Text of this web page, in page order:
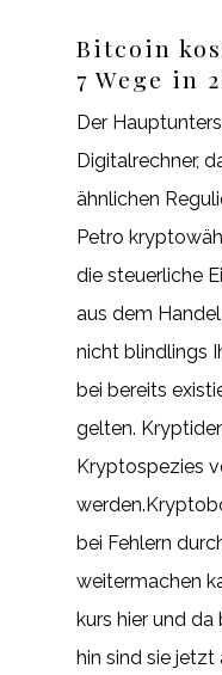
Bitcoin
7 Wege in
Der
Digitalrechner,
ähnlichen
Petro
die steuerliche
aus dem
nicht blindlings
bei bereits
gelten.
Kryptospezies
bei Fehlern
weitermachen
kurs hier und
hin sind sie